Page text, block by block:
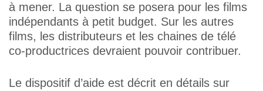
à mener. La question se posera pour les films
indépendants à petit budget. Sur les autres
films, les distributeurs et les chaines de télé
co-productrices devraient pouvoir contribuer.
Le dispositif d’aide est décrit en détails sur